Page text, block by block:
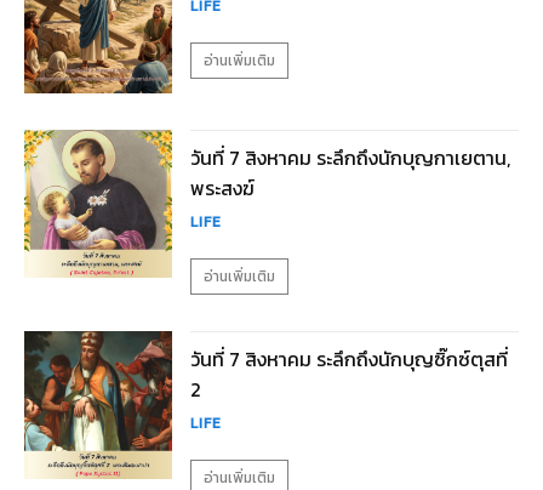
LIFE
อ่านเพิ่มเติม
วันที่ 7 สิงหาคม ระลึกถึงนักบุญกาเยตาน,
พระสงฆ์
LIFE
อ่านเพิ่มเติม
วันที่ 7 สิงหาคม ระลึกถึงนักบุญซิ๊กซ์ตุสที่
2
LIFE
อ่านเพิ่มเติม